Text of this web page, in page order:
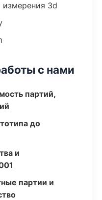
измерения 3d
с нами
партий,
до
и
партии и